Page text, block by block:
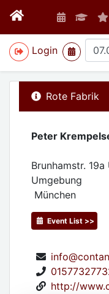
Login
>
Rote Fabrik
Peter
Brunhamstr.
Umgebung
München
Event List >>
http://